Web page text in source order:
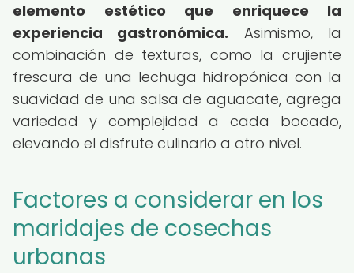
elemento estético que enriquece la
experiencia gastronómica. Asimismo, la
combinación de texturas, como la crujiente
frescura de una lechuga hidropónica con la
suavidad de una salsa de aguacate, agrega
variedad y complejidad a cada bocado,
elevando el disfrute culinario a otro nivel.
Factores a considerar en los
maridajes de cosechas
urbanas